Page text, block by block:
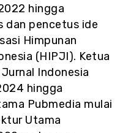
hingga
dan pencetus ide
Himpunan
(HIPJI). Ketua
Indonesia
hingga
Pubmedia mulai
Utama